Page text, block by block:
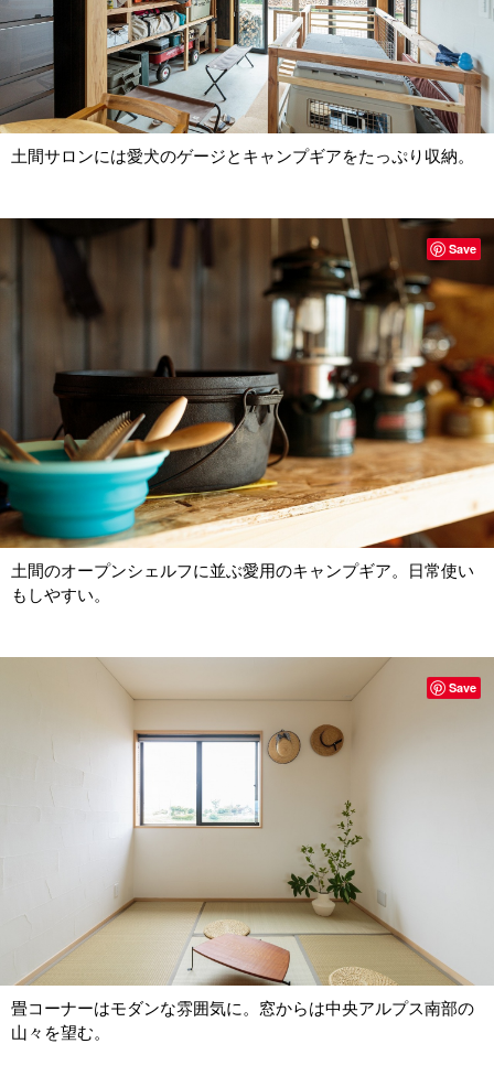
土間サロンには愛犬のゲージとキャンプギアをたっぷり収納。
土間のオープンシェルフに並ぶ愛用のキャンプギア。日常使い
もしやすい。
Save
畳コーナーはモダンな雰囲気に。窓からは中央アルプス南部の
山々を望む。
Save